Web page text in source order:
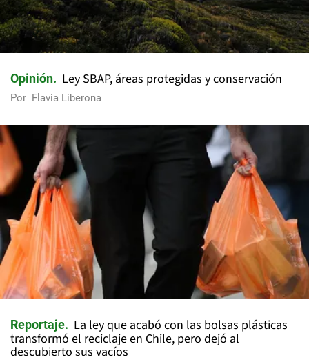
Opinión Ley SBAP, áreas protegidas y conservación
Por Flavia Liberona
Reportaje
La ley que acabó con las bolsas plásticas
transformó el reciclaje en Chile, pero dejó al
descubierto sus vacíos